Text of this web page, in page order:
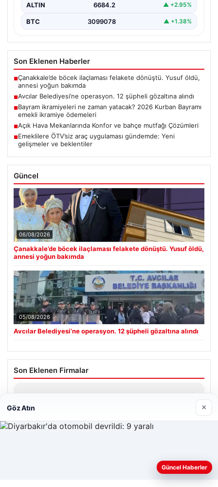
ALTIN 6684.2 ▲ +2.95%
BTC 3099078 ▲ +1.38%
Son Eklenen Haberler
■Çanakkale’de böcek ilaçlaması felakete dönüştü. Yusuf öldü,
annesi yoğun bakımda
■Avcılar Belediyesi’ne operasyon. 12 şüpheli gözaltına alındı
■Bayram ikramiyeleri ne zaman yatacak? 2026 Kurban Bayramı
emekli ikramiye ödemeleri
■Açık Hava Mekanlarında Konfor ve bahçe mutfağı Çözümleri
■Emeklilere ÖTV’siz araç uygulaması gündemde: Yeni
gelişmeler ve beklentiler
Güncel
06/08/2026
Çanakkale’de böcek ilaçlaması felakete dönüştü. Yusuf öldü,
annesi yoğun bakımda
05/08/2026
Avcılar Belediyesi’ne operasyon. 12 şüpheli gözaltına alındı
Son Eklenen Firmalar
26/05/2026
Web sitemizi nasıl kullandığınızı daha iyi anlayabilmek,
deneyiminizi kişiselleştirmek ve geliştirmek amacıyla çerezler
Göz Atın ×
Güncel Haberler